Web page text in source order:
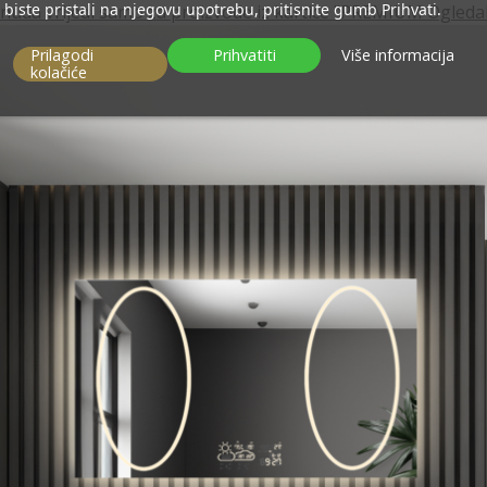
vrijedi samo za proizvode iz kartice "PREMIUM
biste pristali na njegovu upotrebu, pritisnite gumb Prihvati.
Više informacija
Prilagodi
kolačiće
Prihvatiti